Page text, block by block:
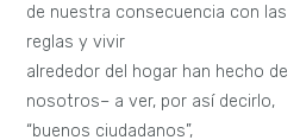
de nuestra consecuencia con las
reglas y vivir
alrededor del hogar han hecho de
nosotros– a ver, por así decirlo,
“buenos ciudadanos”,